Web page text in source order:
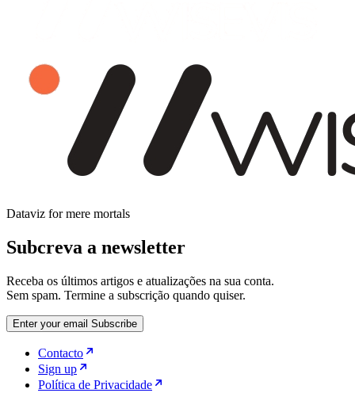
Dataviz for mere mortals
Subcreva a newsletter
Receba os últimos artigos e atualizações na sua conta.
Sem spam. Termine a subscrição quando quiser.
Enter your email Subscribe
Contacto
Sign up
Política de Privacidade